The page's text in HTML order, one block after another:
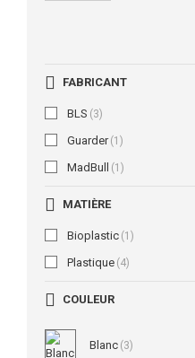
FABRICANT
BLS (3)
Guarder (1)
MadBull (1)
MATIÈRE
Bioplastic (1)
Plastique (4)
COULEUR
Blanc (3)